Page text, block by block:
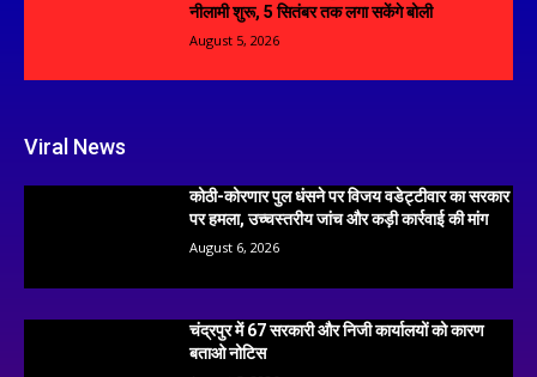
नीलामी शुरू, 5 सितंबर तक लगा सकेंगे बोली
August 5, 2026
Viral News
कोठी-कोरणार पुल धंसने पर विजय वडेट्टीवार का सरकार
पर हमला, उच्चस्तरीय जांच और कड़ी कार्रवाई की मांग
August 6, 2026
चंद्रपुर में 67 सरकारी और निजी कार्यालयों को कारण
बताओ नोटिस